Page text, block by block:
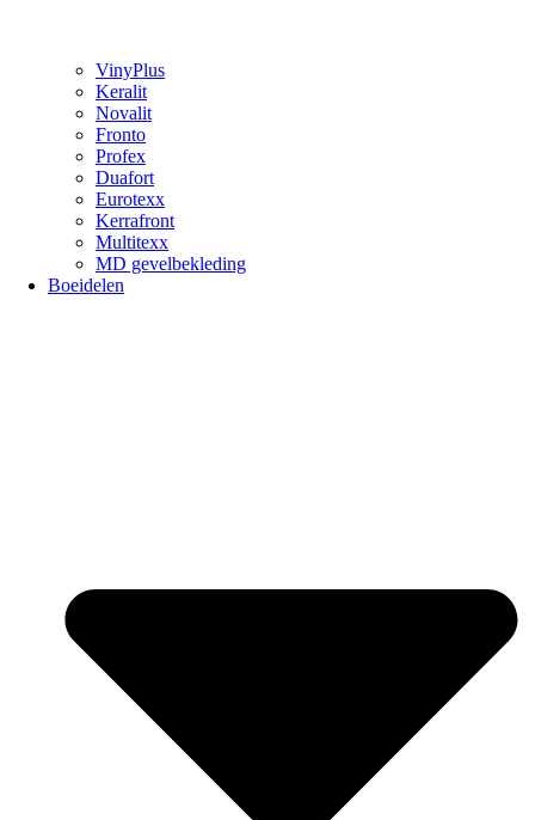
VinyPlus
Keralit
Novalit
Fronto
Profex
Duafort
Eurotexx
Kerrafront
Multitexx
MD gevelbekleding
Boeidelen